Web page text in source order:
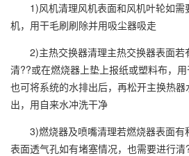
1)风机清理风机表面和风机叶轮如需
机，用干毛刷刷除并用吸尘器吸走
2)主热交换器清理主热交换器表面若
清??或在燃烧器上垫上报纸或塑料布，
也可将系统的水排出后，再松开主换热
出，用自来水冲洗干净
3)燃烧器及喷嘴清理若燃烧器表面有
表面透气孔如有堵塞情况，也需要进行